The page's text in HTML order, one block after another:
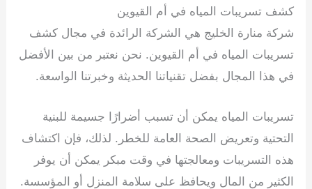
كشف تسريبات المياه في أم القيوين
شركة منارة الخليج هي الشركة الرائدة في مجال كشف
تسريبات المياه في أم القيوين. نحن نعتبر من بين الأفضل
في هذا المجال بفضل تقنياتنا الحديثة وخبرتنا الواسعة.
تسريبات المياه يمكن أن تسبب أضرارًا جسيمة للبنية
التحتية وتعريض الصحة العامة للخطر. لذلك، فإن اكتشاف
هذه التسريبات ومعالجتها في وقت مبكر يمكن أن يوفر
الكثير من المال ويحافظ على سلامة المنزل أو المؤسسة.